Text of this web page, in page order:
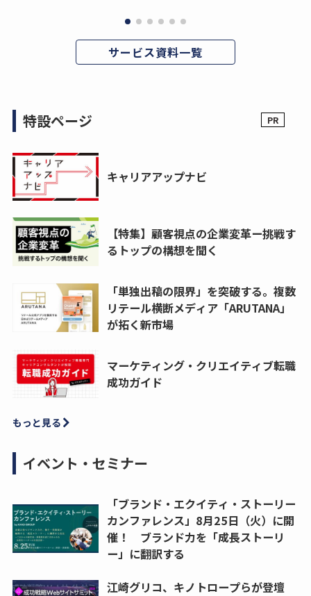
サービス資料一覧
特設ページ
キャリアアップナビ
【特集】顧客視点の企業変革ー挑戦す
るトップの構想を聞く
「単独出稿の限界」を突破する。複数
リテール横断メディア「ARUTANA」
が拓く新市場
マーケティング・クリエイティブ転職
成功ガイド
もっと見る
イベント・セミナー
「ブランド・エクイティ・ストーリー
カンファレンス」8月25日（火）に開
催！ ブランド力を「成長ストーリ
ー」に翻訳する
江崎グリコ、キノトロープらが登壇